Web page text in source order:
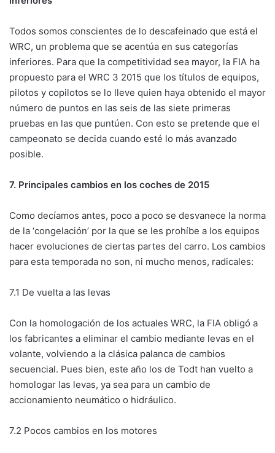
Todos somos conscientes de lo descafeinado que está el
WRC, un problema que se acentúa en sus categorías
inferiores. Para que la competitividad sea mayor, la FIA ha
propuesto para el WRC 3 2015 que los títulos de equipos,
pilotos y copilotos se lo lleve quien haya obtenido el mayor
número de puntos en las seis de las siete primeras
pruebas en las que puntúen. Con esto se pretende que el
campeonato se decida cuando esté lo más avanzado
posible.
7. Principales cambios en los coches de 2015
Como decíamos antes, poco a poco se desvanece la norma
de la ‘congelación’ por la que se les prohíbe a los equipos
hacer evoluciones de ciertas partes del carro. Los cambios
para esta temporada no son, ni mucho menos, radicales:
7.1 De vuelta a las levas
Con la homologación de los actuales WRC, la FIA obligó a
los fabricantes a eliminar el cambio mediante levas en el
volante, volviendo a la clásica palanca de cambios
secuencial. Pues bien, este año los de Todt han vuelto a
homologar las levas, ya sea para un cambio de
accionamiento neumático o hidráulico.
7.2 Pocos cambios en los motores